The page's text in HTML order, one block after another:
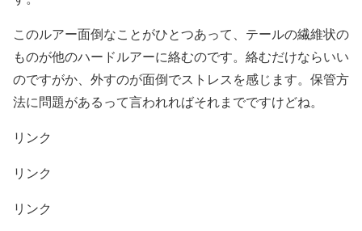
このルアー面倒なことがひとつあって、テールの繊維状の
ものが他のハードルアーに絡むのです。絡むだけならいい
のですがか、外すのが面倒でストレスを感じます。保管方
法に問題があるって言われればそれまでですけどね。
リンク
リンク
リンク